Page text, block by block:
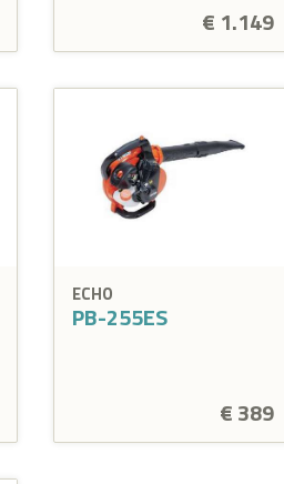
€ 1.149
ECHO
PB-255ES
€ 389